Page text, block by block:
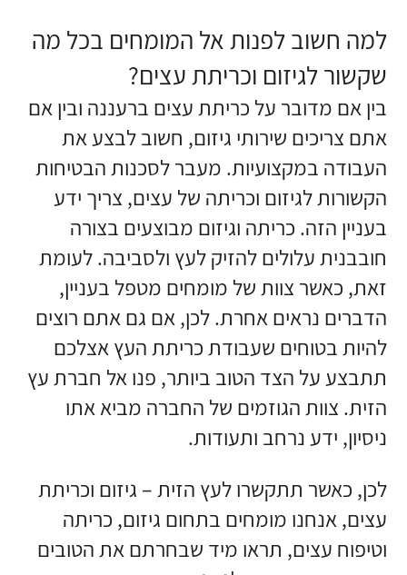
למה חשוב לפנות אל המומחים בכל מה
שקשור לגיזום וכריתת עצים?
בין אם מדובר על כריתת עצים ברעננה ובין אם
אתם צריכים שירותי גיזום, חשוב לבצע את
העבודה במקצועיות. מעבר לסכנות הבטיחות
הקשורות לגיזום וכריתה של עצים, צריך ידע
בעניין הזה. כריתה וגיזום מבוצעים בצורה
חובבנית עלולים להזיק לעץ ולסביבה. לעומת
זאת, כאשר צוות של מומחים מטפל בעניין,
הדברים נראים אחרת. לכן, אם גם אתם רוצים
להיות בטוחים שעבודת כריתת העץ אצלכם
תתבצע על הצד הטוב ביותר, פנו אל חברת עץ
הזית. צוות הגוזמים של החברה מביא אתו
ניסיון, ידע נרחב ותעודות.
לכן, כאשר תתקשרו לעץ הזית – גיזום וכריתת
עצים, אנחנו מומחים בתחום גיזום, כריתה
וטיפוח עצים, תראו מיד שבחרתם את הטובים